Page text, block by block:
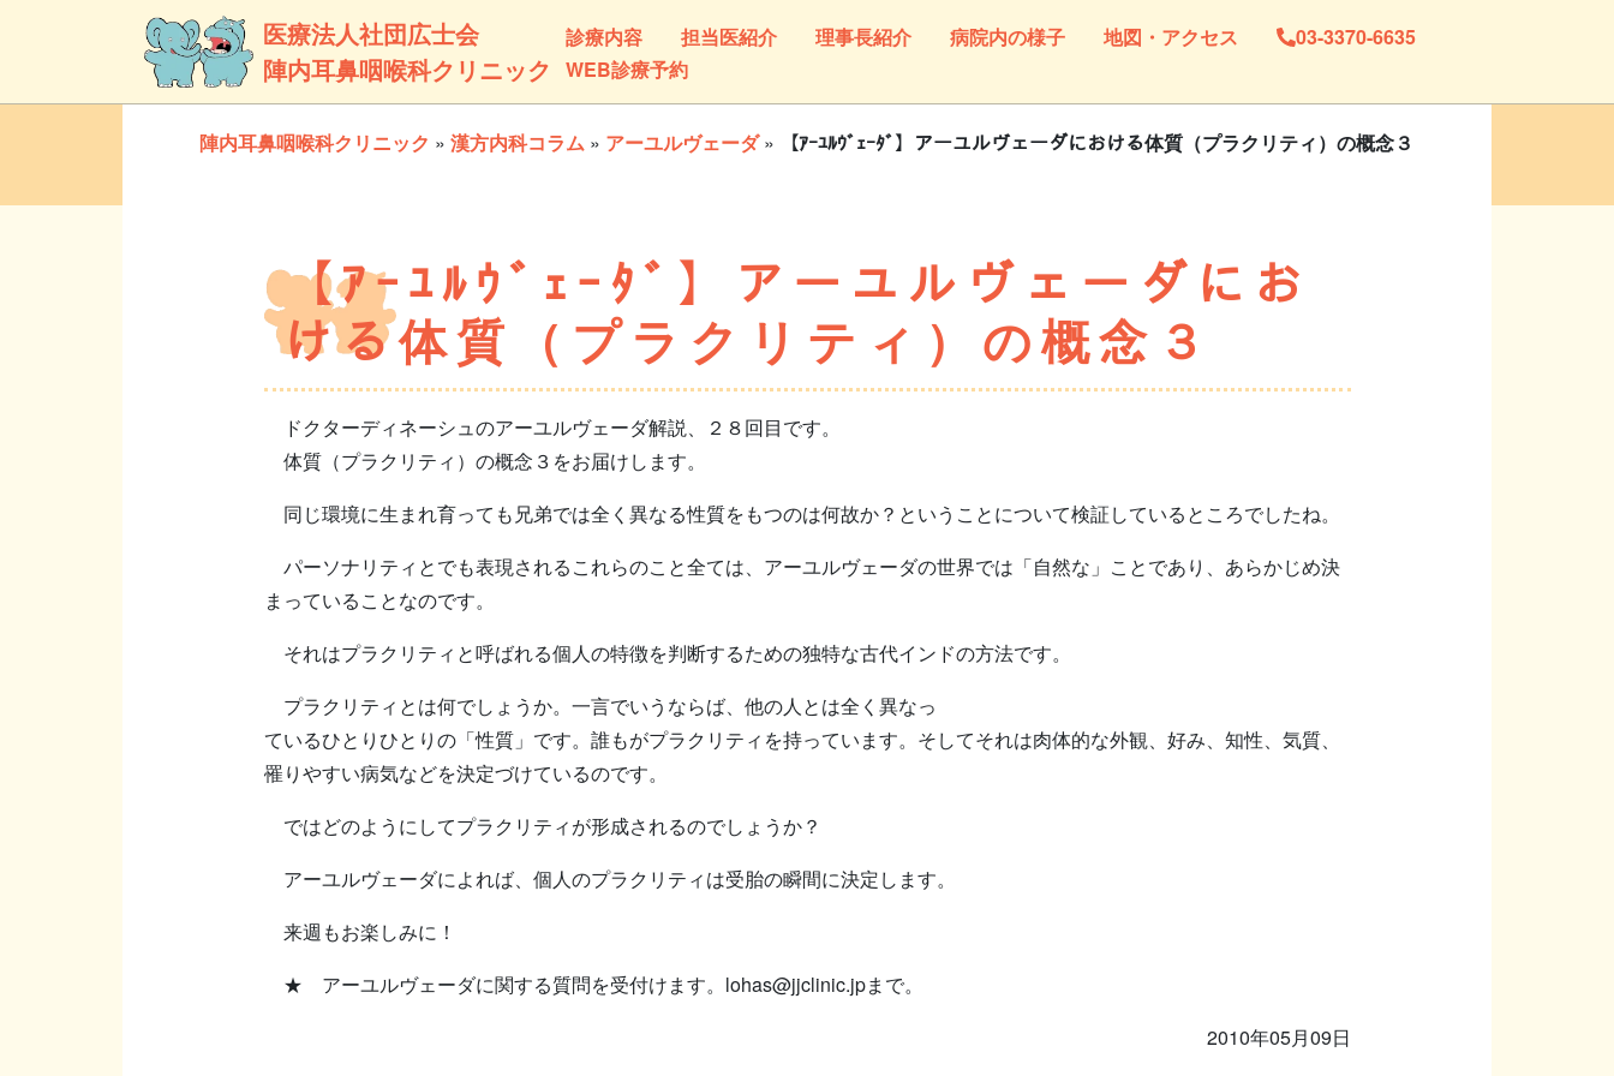
医療法人社団広士会
陣内耳鼻咽喉科クリニック
診療内容 担当医紹介 理事長紹介 病院内の様子 地図・アクセス
03-3370-6635
WEB診療予約
陣内耳鼻咽喉科クリニック » 漢方内科コラム » アーユルヴェーダ» 【ｱｰﾕﾙｳﾞｪｰﾀﾞ】アーユルヴェーダにおける体質（プラクリティ）の概念３
【ｱｰﾕﾙｳﾞｪｰﾀﾞ】アーユルヴェーダにお
ける体質（プラクリティ）の概念３
ドクターディネーシュのアーユルヴェーダ解説、２８回目です。
体質（プラクリティ）の概念３をお届けします。
同じ環境に生まれ育っても兄弟では全く異なる性質をもつのは何故か？ということについて検証しているところでしたね。
パーソナリティとでも表現されるこれらのこと全ては、アーユルヴェーダの世界では「自然な」ことであり、あらかじめ決
まっていることなのです。
それはプラクリティと呼ばれる個人の特徴を判断するための独特な古代インドの方法です。
プラクリティとは何でしょうか。一言でいうならば、他の人とは全く異なっ
ているひとりひとりの「性質」です。誰もがプラクリティを持っています。そしてそれは肉体的な外観、好み、知性、気質、
罹りやすい病気などを決定づけているのです。
ではどのようにしてプラクリティが形成されるのでしょうか？
アーユルヴェーダによれば、個人のプラクリティは受胎の瞬間に決定します。
来週もお楽しみに！
★ アーユルヴェーダに関する質問を受付けます。lohas@jjclinic.jpまで。
2010年05月09日